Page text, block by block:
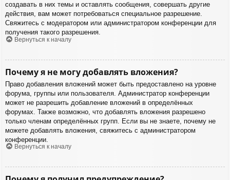
создавать в них темы и оставлять сообщения, совершать другие
действия, вам может потребоваться специальное разрешение.
Свяжитесь с модератором или администратором конференции для
получения такого разрешения.
Вернуться к началу
Почему я не могу добавлять вложения?
Право добавления вложений может быть предоставлено на уровне
форума, группы или пользователя. Администратор конференции
может не разрешить добавление вложений в определённых
форумах. Также возможно, что добавлять вложения разрешено
только членам определённых групп. Если вы не знаете, почему не
можете добавлять вложения, свяжитесь с администратором
конференции.
Вернуться к началу